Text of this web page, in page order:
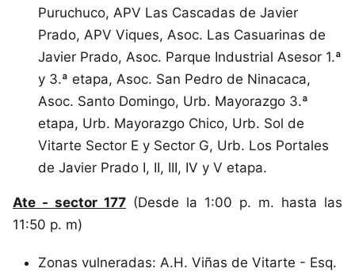
Puruchuco, APV Las Cascadas de Javier
Prado, APV Viques, Asoc. Las Casuarinas de
Javier Prado, Asoc. Parque Industrial Asesor 1.ª
y 3.ª etapa, Asoc. San Pedro de Ninacaca,
Asoc. Santo Domingo, Urb. Mayorazgo 3.ª
etapa, Urb. Mayorazgo Chico, Urb. Sol de
Vitarte Sector E y Sector G, Urb. Los Portales
de Javier Prado I, II, III, IV y V etapa.
Ate - sector 177 (Desde la 1:00 p. m. hasta las
11:50 p. m)
Zonas vulneradas: A.H. Viñas de Vitarte - Esq.